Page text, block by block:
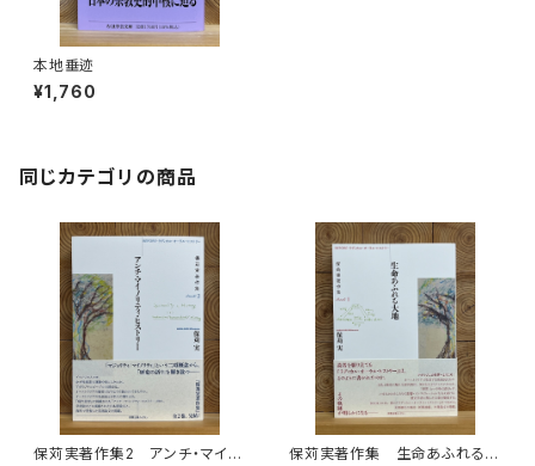
本地垂迹
¥1,760
同じカテゴリの商品
保苅実著作集2 アンチ・マイノ
保苅実著作集 生命あふれる大